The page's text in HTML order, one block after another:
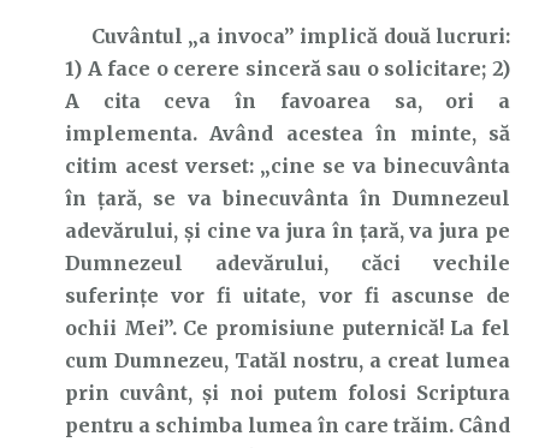
Cuvântul „a invoca” implică două lucruri:
1) A face o cerere sinceră sau o solicitare; 2)
A cita ceva în favoarea sa, ori a
implementa. Având acestea în minte, să
citim acest verset: „cine se va binecuvânta
în ţară, se va binecuvânta în Dumnezeul
adevărului, şi cine va jura în ţară, va jura pe
Dumnezeul adevărului, căci vechile
suferinţe vor fi uitate, vor fi ascunse de
ochii Mei”. Ce promisiune puternică! La fel
cum Dumnezeu, Tatăl nostru, a creat lumea
prin cuvânt, și noi putem folosi Scriptura
pentru a schimba lumea în care trăim. Când